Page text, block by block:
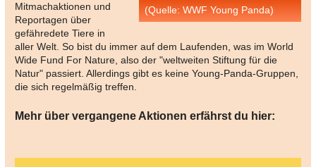
(Quelle: WWF Young Panda)
Mitmachaktionen und
Reportagen über
gefähredete Tiere in
aller Welt. So bist du immer auf dem Laufenden, was im World
Wide Fund For Nature, also der "weltweiten Stiftung für die
Natur" passiert. Allerdings gibt es keine Young-Panda-Gruppen,
die sich regelmäßig treffen.
Mehr über vergangene Aktionen erfährst du hier: